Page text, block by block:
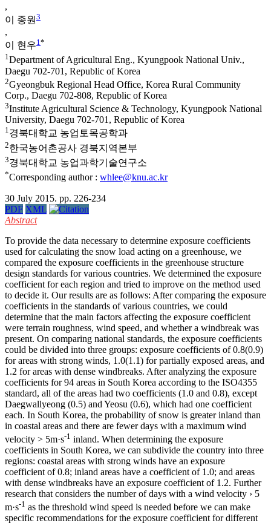
,
이 종원 3
,
이 현우1 *
1Department of Agricultural Eng., Kyungpook National Univ.,
Daegu 702-701, Republic of Korea
2Gyeongbuk Regional Head Office, Korea Rural Community
Corp., Daegu 702-808, Republic of Korea
3Institute Agricultural Science & Technology, Kyungpook National
University, Daegu 702-701, Republic of Korea
1경북대학교 농업토목공학과
2한국농어촌공사 경북지역본부
3경북대학교 농업과학기술연구소
*Corresponding author : whlee@knu.ac.kr
30 July 2015. pp. 226-234
PDF XML
Abstract
To provide the data necessary to determine exposure coefficients
used for calculating the snow load acting on a greenhouse, we
compared the exposure coefficients in the greenhouse structure
design standards for various countries. We determined the exposure
coefficient for each region and tried to improve on the method used
to decide it. Our results are as follows: After comparing the exposure
coefficients in the standards of various countries, we could
determine that the main factors affecting the exposure coefficient
were terrain roughness, wind speed, and whether a windbreak was
present. On comparing national standards, the exposure coefficients
could be divided into three groups: exposure coefficients of 0.8(0.9)
for areas with strong winds, 1.0(1.1) for partially exposed areas, and
1.2 for areas with dense windbreaks. After analyzing the exposure
coefficients for 94 areas in South Korea according to the ISO4355
standard, all of the areas had two coefficients (1.0 and 0.8), except
Daegwallyeong (0.5) and Yeosu (0.6), which had one coefficient
each. In South Korea, the probability of snow is greater inland than
in coastal areas and there are fewer days with a maximum wind
velocity > 5m·s-1 inland. When determining the exposure
coefficients in South Korea, we can subdivide the country into three
regions: coastal areas with strong winds have an exposure
coefficient of 0.8; inland areas have a coefficient of 1.0; and areas
with dense windbreaks have an exposure coefficient of 1.2. Further
research that considers the number of days with a wind velocity › 5
m·s-1 as the threshold wind speed is needed before we can make
specific recommendations for the exposure coefficient for different